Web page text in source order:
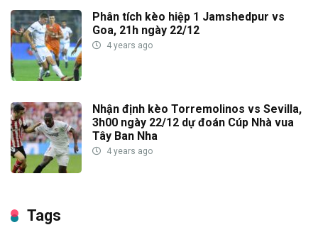
Phân tích kèo hiệp 1 Jamshedpur vs
Goa, 21h ngày 22/12
4 years ago
Nhận định kèo Torremolinos vs Sevilla,
3h00 ngày 22/12 dự đoán Cúp Nhà vua
Tây Ban Nha
4 years ago
Tags